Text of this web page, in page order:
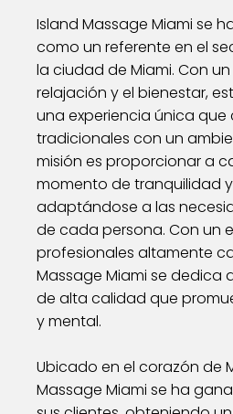
Island Massage Miami se
como un referente en el
la ciudad de Miami. Con
relajación y el bienestar,
una experiencia única
tradicionales con un
misión es proporcionar a
momento de tranquilidad
adaptándose a las
de cada persona. Con un
profesionales altamente
Massage Miami se dedica
de alta calidad que
y mental.
Ubicado en el corazón de
Massage Miami se ha